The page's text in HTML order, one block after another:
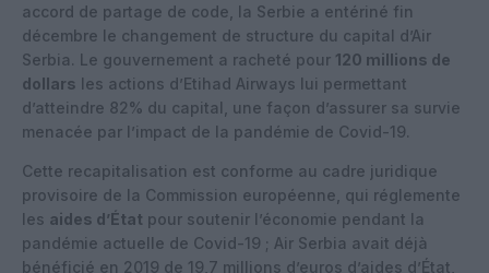
accord de partage de code, la Serbie a entériné fin
décembre le changement de structure du capital d’Air
Serbia. Le gouvernement a racheté pour 120 millions de
dollars les actions d’Etihad Airways lui permettant
d’atteindre 82% du capital, une façon d’assurer sa survie
menacée par l’impact de la pandémie de Covid-19.
Cette recapitalisation est conforme au cadre juridique
provisoire de la Commission européenne, qui réglemente
les aides d’État pour soutenir l’économie pendant la
pandémie actuelle de Covid-19 ; Air Serbia avait déjà
bénéficié en 2019 de 19,7 millions d’euros d’aides d’État,